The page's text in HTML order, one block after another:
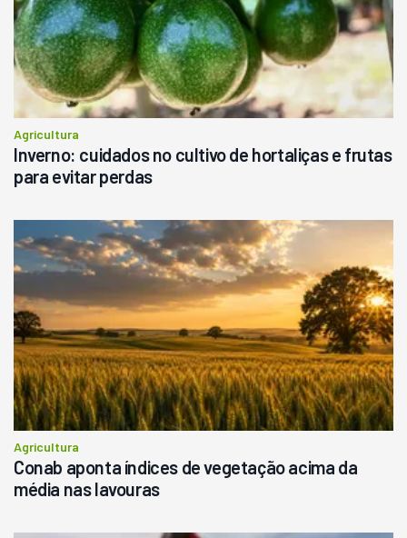
Agricultura
Inverno: cuidados no cultivo de hortaliças e frutas
para evitar perdas
Agricultura
Conab aponta índices de vegetação acima da
média nas lavouras